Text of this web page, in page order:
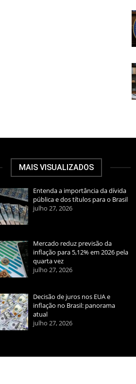
MAIS VISUALIZADOS
Entenda a importância da dívida
pública e dos títulos para o Brasil
julho 27, 2026
Mercado reduz previsão da
inflação para 5,12% em 2026 pela
quarta vez
julho 27, 2026
Decisão de juros nos EUA e
inflação no Brasil: panorama
atual
julho 27, 2026